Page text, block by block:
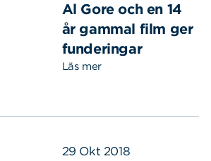
Al Gore och en 14
år gammal film ger
funderingar
Läs mer
29 Okt 2018